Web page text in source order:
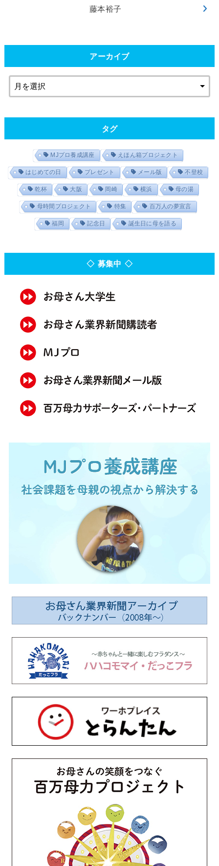
藤本裕子
アーカイブ
タグ
MJプロ養成講座 えほん箱プロジェクト
はじめての日 プレゼント メール版 不登校
乾杯 大阪 岡崎 横浜 母の湯
母時間プロジェクト 特集 百万人の夢宣言
福岡 記念日 誕生日に母を語る
◇ 募集中 ◇